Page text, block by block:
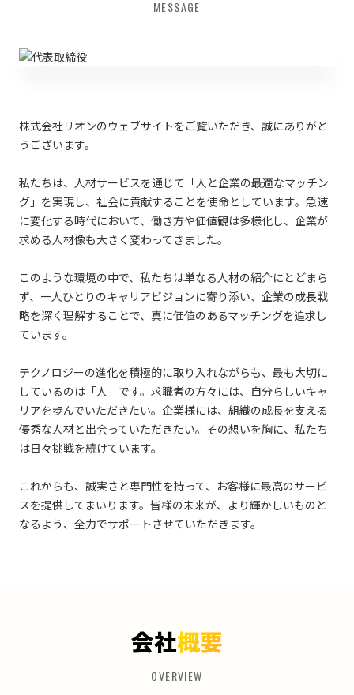
MESSAGE
株式会社リオンのウェブサイトをご覧いただき、誠にありがと
うございます。
私たちは、人材サービスを通じて「人と企業の最適なマッチン
グ」を実現し、社会に貢献することを使命としています。急速
に変化する時代において、働き方や価値観は多様化し、企業が
求める人材像も大きく変わってきました。
このような環境の中で、私たちは単なる人材の紹介にとどまら
ず、一人ひとりのキャリアビジョンに寄り添い、企業の成長戦
略を深く理解することで、真に価値のあるマッチングを追求し
ています。
テクノロジーの進化を積極的に取り入れながらも、最も大切に
しているのは「人」です。求職者の方々には、自分らしいキャ
リアを歩んでいただきたい。企業様には、組織の成長を支える
優秀な人材と出会っていただきたい。その想いを胸に、私たち
は日々挑戦を続けています。
これからも、誠実さと専門性を持って、お客様に最高のサービ
スを提供してまいります。皆様の未来が、より輝かしいものと
なるよう、全力でサポートさせていただきます。
会社概要
OVERVIEW